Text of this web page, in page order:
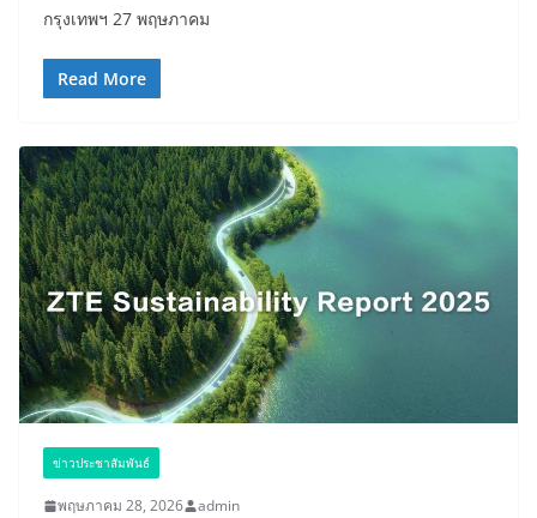
กรุงเทพฯ 27 พฤษภาคม
Read More
ข่าวประชาสัมพันธ์
พฤษภาคม 28, 2026 admin